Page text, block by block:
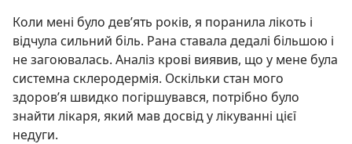
Коли мені було дев’ять років, я поранила лікоть і
відчула сильний біль. Рана ставала дедалі більшою і
не загоювалась. Аналіз крові виявив, що у мене була
системна склеродермія. Оскільки стан мого
здоров’я швидко погіршувався, потрібно було
знайти лікаря, який мав досвід у лікуванні цієї
недуги.